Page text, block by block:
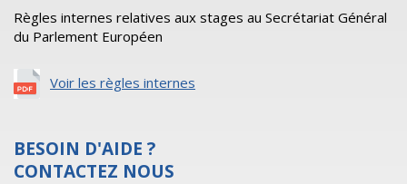
Règles internes relatives aux stages au Secrétariat Général
du Parlement Européen
Voir les règles internes
BESOIN D'AIDE ?
CONTACTEZ NOUS